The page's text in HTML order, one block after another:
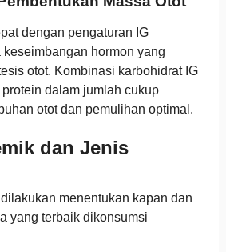
dengan pengaturan IG
hormon yang
otot. Kombinasi karbohidrat IG
dalam jumlah cukup
otot dan pemulihan optimal.
dan Jenis
menentukan kapan dan
yang terbaik dikonsumsi